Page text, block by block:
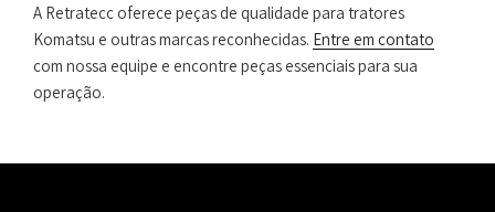
A Retratecc oferece peças de qualidade para tratores
Komatsu e outras marcas reconhecidas. Entre em contato
com nossa equipe e encontre peças essenciais para sua
operação.